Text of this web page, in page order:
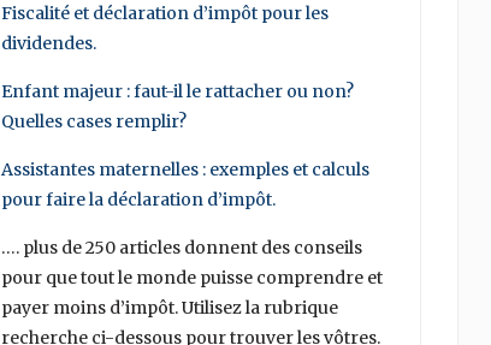
Fiscalité et déclaration d’impôt pour les
dividendes.
Enfant majeur : faut-il le rattacher ou non?
Quelles cases remplir?
Assistantes maternelles : exemples et calculs
pour faire la déclaration d’impôt.
…. plus de 250 articles donnent des conseils
pour que tout le monde puisse comprendre et
payer moins d’impôt. Utilisez la rubrique
recherche ci-dessous pour trouver les vôtres.